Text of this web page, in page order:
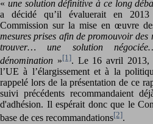
« une solution définitive à ce long
a décidé qu’il évaluerait en
Commission sur la mise en œuvre
mesures prises afin de promouvoir
trouver… une solution
dénomination »[1]. Le 16 avril 2013,
l’UE à l’élargissement et à la
rappelé lors de la présentation de ce
suivi précédents recommandaient
d'adhésion. Il espérait donc que le
base de ces recommandations[2].